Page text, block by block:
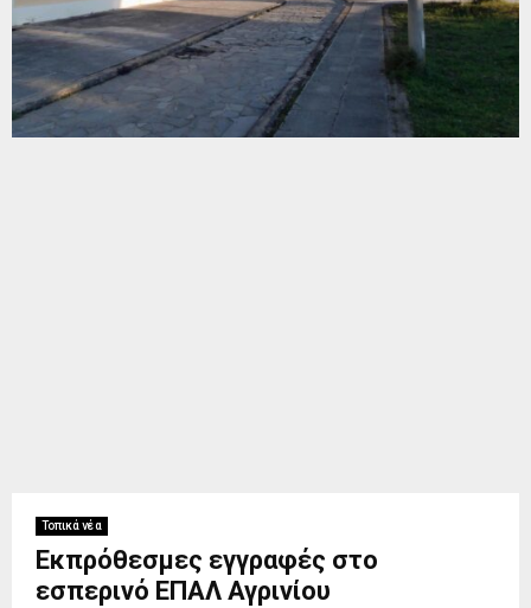
Τοπικά νέα
Εκπρόθεσμες εγγραφές στο
εσπερινό ΕΠΑΛ Αγρινίου